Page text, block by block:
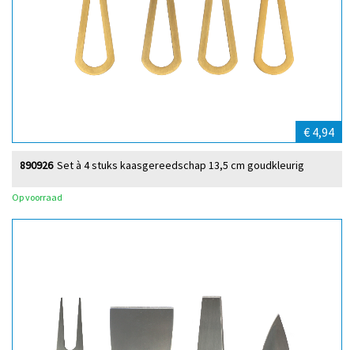
€ 4,94
Set à 4 stuks kaasgereedschap 13,5 cm goudkleurig
890926
Op voorraad